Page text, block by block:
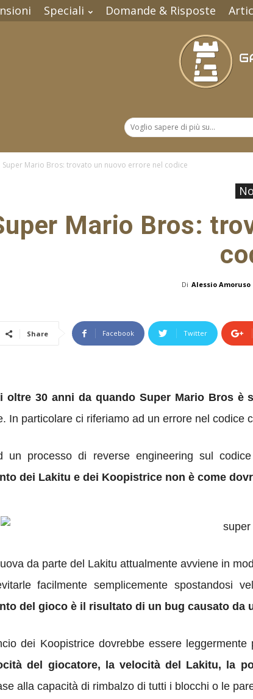
Speciali Domande & Risposte
Super Mario Bros: trovato un nuovo errore nel codice
Mario Bros:
Di Alessio Amoruso
Share Facebook Twitter
oltre 30 anni da quando Super Mario Bros è
In particolare ci riferiamo ad un errore nel codice
un processo di reverse engineering sul
dei Lakitu e dei Koopistrice non è come
da parte del Lakitu attualmente avviene in
facilmente semplicemente spostandosi
del gioco è il risultato di un bug causato da
dei Koopistrice dovrebbe essere leggermente
del giocatore, la velocità del Lakitu, la
alla capacità di rimbalzo di tutti i blocchi o le